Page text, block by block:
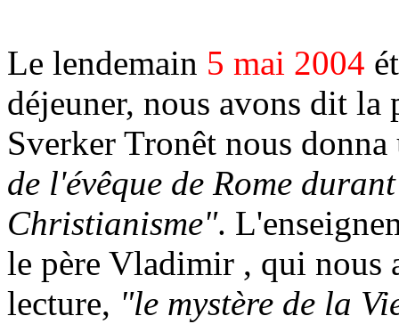
Le lendemain 5 mai 2004
déjeuner, nous avons dit
Sverker Tronêt nous
de l'évêque de Rome
Christianisme".
le père Vladimir , qui nous
lecture, "le mystère de la